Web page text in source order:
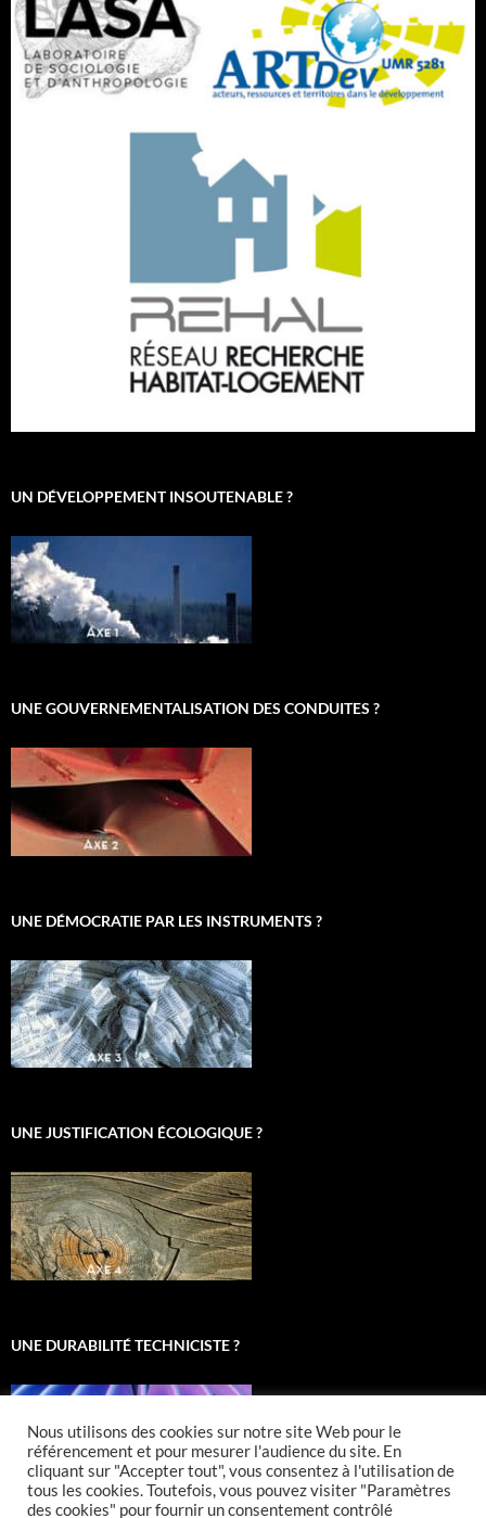
UN DÉVELOPPEMENT INSOUTENABLE ?
UNE GOUVERNEMENTALISATION DES CONDUITES ?
UNE DÉMOCRATIE PAR LES INSTRUMENTS ?
UNE JUSTIFICATION ÉCOLOGIQUE ?
UNE DURABILITÉ TECHNICISTE ?
Nous utilisons des cookies sur notre site Web pour le
référencement et pour mesurer l'audience du site. En
cliquant sur "Accepter tout", vous consentez à l'utilisation de
tous les cookies. Toutefois, vous pouvez visiter "Paramètres
des cookies" pour fournir un consentement contrôlé